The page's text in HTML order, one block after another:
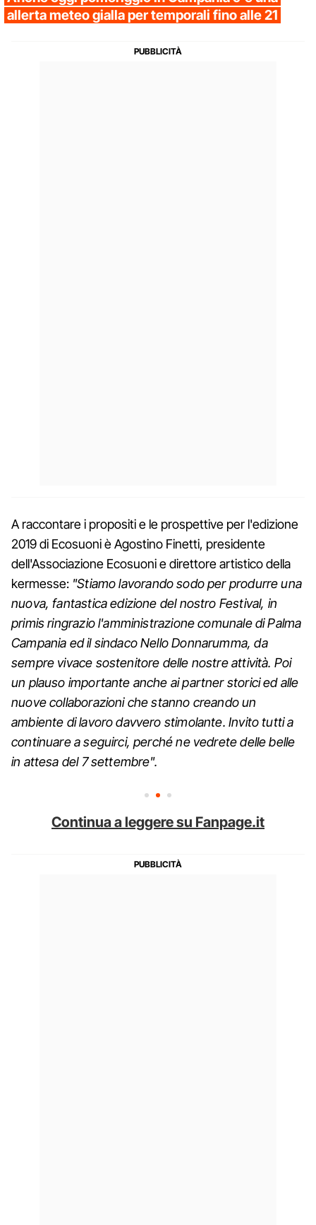
allerta meteo gialla per temporali fino alle 21
A raccontare i propositi e le prospettive per l'edizione
2019 di Ecosuoni è Agostino Finetti, presidente
dell'Associazione Ecosuoni e direttore artistico della
kermesse: "Stiamo lavorando sodo per produrre una
nuova, fantastica edizione del nostro Festival, in
primis ringrazio l'amministrazione comunale di Palma
Campania ed il sindaco Nello Donnarumma, da
sempre vivace sostenitore delle nostre attività. Poi
un plauso importante anche ai partner storici ed alle
nuove collaborazioni che stanno creando un
ambiente di lavoro davvero stimolante. Invito tutti a
continuare a seguirci, perché ne vedrete delle belle
in attesa del 7 settembre".
Continua a leggere su Fanpage.it